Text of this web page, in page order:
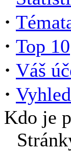
·
· Top 10
· Váš
·
Kdo je